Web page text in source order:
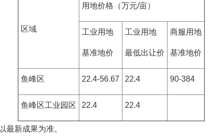
区域
用地价格（万元/亩）
工业用地
基准地价
工业用地
最低出让价
商服用地
基准地价
鱼峰区 22.4-56.67 22.4 90-384
鱼峰区工业园区 22.4 22.4
最新成果为准。